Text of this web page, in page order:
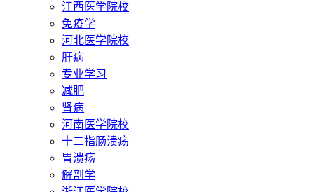
江西医学院校
免疫学
河北医学院校
肝病
专业学习
减肥
肾病
河南医学院校
十二指肠溃疡
胃溃疡
解剖学